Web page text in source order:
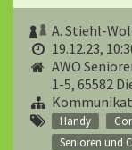
A. Stiehl-
19.12.23,
AWO
1-5, 65582
Handy
Senioren und